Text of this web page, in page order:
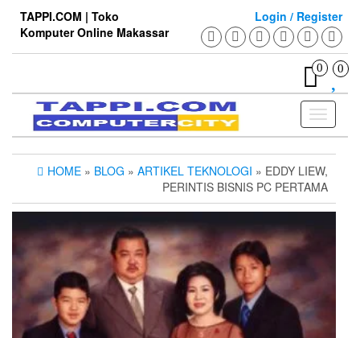
content
TAPPI.COM | Toko
Komputer Online Makassar
Login / Register
0 0
Toggle
HOME » BLOG » ARTIKEL TEKNOLOGI » EDDY LIEW,
PERINTIS BISNIS PC PERTAMA